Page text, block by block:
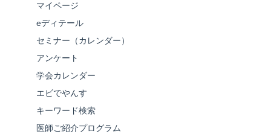
マイページ
eディテール
セミナー（カレンダー）
アンケート
学会カレンダー
エビでやんす
キーワード検索
医師ご紹介プログラム